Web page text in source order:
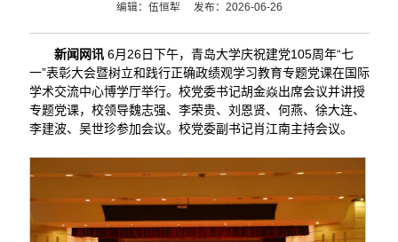
编辑：伍恒犁 发布：2026-06-26
新闻网讯6月26日下午，青岛大学庆祝建党105周年“七
一”表彰大会暨树立和践行正确政绩观学习教育专题党课在国际
学术交流中心博学厅举行。校党委书记胡金焱出席会议并讲授
专题党课，校领导魏志强、李荣贵、刘恩贤、何燕、徐大连、
李建波、吴世珍参加会议。校党委副书记肖江南主持会议。